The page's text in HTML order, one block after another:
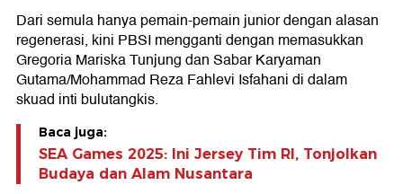
Dari semula hanya pemain-pemain junior dengan alasan
regenerasi, kini PBSI mengganti dengan memasukkan
Gregoria Mariska Tunjung dan Sabar Karyaman
Gutama/Mohammad Reza Fahlevi Isfahani di dalam
skuad inti bulutangkis.
Baca juga:
SEA Games 2025: Ini Jersey Tim RI, Tonjolkan
Budaya dan Alam Nusantara